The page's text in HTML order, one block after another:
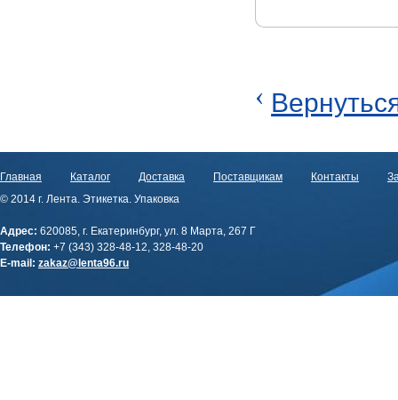
‹
Главная Каталог Доставка Поставщикам Контакты
© 2014 г. Лента. Этикетка. Упаковка
Адрес: 620085, г. Екатеринбург, ул. 8 Марта, 267 Г
Телефон: +7 (343) 328-48-12, 328-48-20
E-mail: zakaz@lenta96.ru